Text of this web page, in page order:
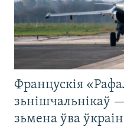
Францускія
зьнішчальнікаў
зьмена ўва